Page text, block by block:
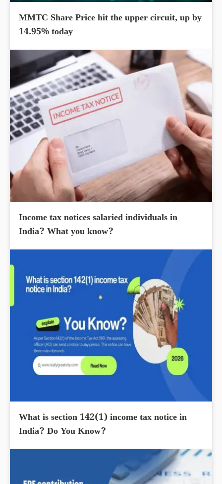
MMTC Share Price hit the upper circuit, up by
14.95% today
Income tax notices salaried individuals in
India? What you know?
What is section 142(1) income tax notice in
India? Do You Know?